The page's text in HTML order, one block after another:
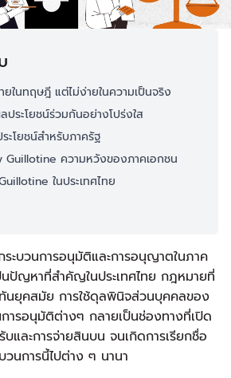
ในทฤษฎี แต่ไม่ง่ายในความเป็นจริง
ประโยชน์ร่วมกันอย่างโปร่งใส
ะโยชน์สำหรับภาครัฐ
Guillotine ความหวังของภาคเอกชน
ในประเทศไทย
ระบวนการอนุมัติและการอนุญาตในภาค
ปัญหาที่สำคัญในประเทศไทย กฎหมายที่
นยุคสมัย การใช้ดุลพินิจส่วนบุคคลของ
การอนุมัติต่างๆ กลายเป็นช่องทางที่เปิด
บและการจ่ายสินบน จนเกิดการเรียกชื่อ
วนการนี้ไปต่าง ๆ นานา